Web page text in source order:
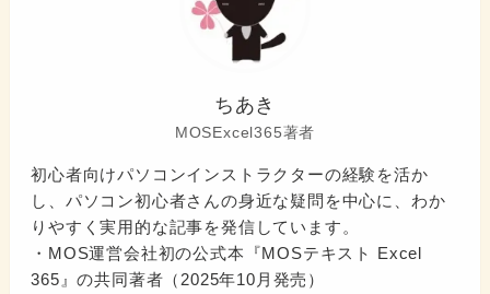
ちあき
MOSExcel365著者
初心者向けパソコンインストラクターの経験を活か
し、パソコン初心者さんの身近な疑問を中心に、わか
りやすく実用的な記事を発信しています。
・MOS運営会社初の公式本『MOSテキスト Excel
365』の共同著者（2025年10月発売）